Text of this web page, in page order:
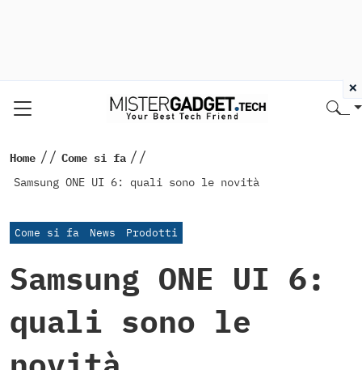
Home // Come si fa //
Samsung ONE UI 6: quali sono le novità
Come si fa News Prodotti
Samsung ONE UI 6:
quali sono le
×